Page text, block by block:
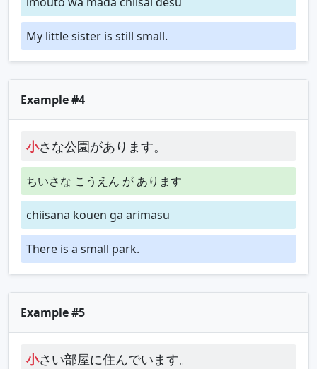
My little sister is still small.
Example #4
小さな公園があります。
ちいさな こうえん が あります
chiisana kouen ga arimasu
There is a small park.
Example #5
小さい部屋に住んでいます。